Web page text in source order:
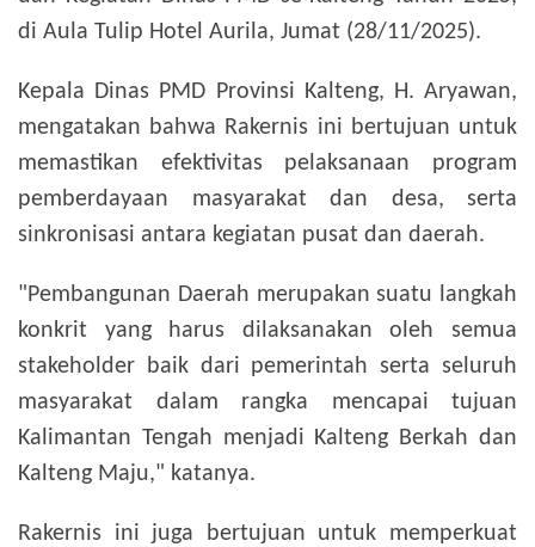
di Aula Tulip Hotel Aurila, Jumat (28/11/2025).
Kepala Dinas PMD Provinsi Kalteng, H. Aryawan,
mengatakan bahwa Rakernis ini bertujuan untuk
memastikan efektivitas pelaksanaan program
pemberdayaan masyarakat dan desa, serta
sinkronisasi antara kegiatan pusat dan daerah.
"Pembangunan Daerah merupakan suatu langkah
konkrit yang harus dilaksanakan oleh semua
stakeholder baik dari pemerintah serta seluruh
masyarakat dalam rangka mencapai tujuan
Kalimantan Tengah menjadi Kalteng Berkah dan
Kalteng Maju," katanya.
Rakernis ini juga bertujuan untuk memperkuat